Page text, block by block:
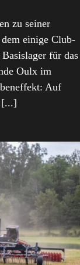
zu seiner
einige Club-
für das
Oulx im
Auf
[...]